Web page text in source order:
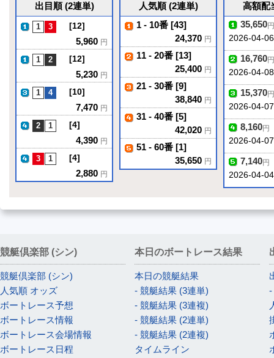
出目順 (2連単)
[12]
5,960 円
[12]
5,230 円
[10]
7,470 円
[4]
4,390 円
[4]
2,880 円
人気順 (2連単)
1 - 10番 [43]
24,370 円
11 - 20番 [13]
25,400 円
21 - 30番 [9]
38,840 円
31 - 40番 [5]
42,020 円
51 - 60番 [1]
35,650 円
高額配
35,650円
2026-04-
16,760円
2026-04-
15,370円
2026-04-
8,160円
2026-04-
7,140円
2026-04-
競艇倶楽部 (シン)
競艇倶楽部 (シン)
人気順 オッズ
ボートレース予想
ボートレース情報
ボートレース会場情報
ボートレース日程
本日のボートレース結果
本日の競艇結果
- 競艇結果 (3連単)
- 競艇結果 (3連複)
- 競艇結果 (2連単)
- 競艇結果 (2連複)
タイムライン
-